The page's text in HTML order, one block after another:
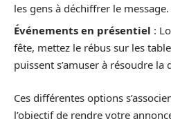
les gens à déchiffrer le message.
Événements en présentiel :
fête, mettez le rébus sur les
puissent s’amuser à résoudre la
Ces différentes options
l’objectif de rendre votre